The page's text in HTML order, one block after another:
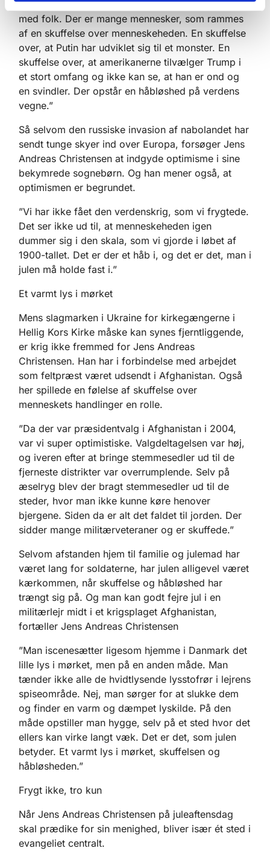
”Jeg får ofte brug for min optimisme, når jeg taler
med folk. Der er mange mennesker, som rammes
af en skuffelse over menneskeheden. En skuffelse
over, at Putin har udviklet sig til et monster. En
skuffelse over, at amerikanerne tilvælger Trump i
et stort omfang og ikke kan se, at han er ond og
en svindler. Der opstår en håbløshed på verdens
vegne.”
Så selvom den russiske invasion af nabolandet har
sendt tunge skyer ind over Europa, forsøger Jens
Andreas Christensen at indgyde optimisme i sine
bekymrede sognebørn. Og han mener også, at
optimismen er begrundet.
”Vi har ikke fået den verdenskrig, som vi frygtede.
Det ser ikke ud til, at menneskeheden igen
dummer sig i den skala, som vi gjorde i løbet af
1900-tallet. Det er der et håb i, og det er det, man i
julen må holde fast i.”
Et varmt lys i mørket
Mens slagmarken i Ukraine for kirkegængerne i
Hellig Kors Kirke måske kan synes fjerntliggende,
er krig ikke fremmed for Jens Andreas
Christensen. Han har i forbindelse med arbejdet
som feltpræst været udsendt i Afghanistan. Også
her spillede en følelse af skuffelse over
menneskets handlinger en rolle.
”Da der var præsidentvalg i Afghanistan i 2004,
var vi super optimistiske. Valgdeltagelsen var høj,
og iveren efter at bringe stemmesedler ud til de
fjerneste distrikter var overrumplende. Selv på
æselryg blev der bragt stemmesedler ud til de
steder, hvor man ikke kunne køre henover
bjergene. Siden da er alt det faldet til jorden. Der
sidder mange militærveteraner og er skuffede.”
Selvom afstanden hjem til familie og julemad har
været lang for soldaterne, har julen alligevel været
kærkommen, når skuffelse og håbløshed har
trængt sig på. Og man kan godt fejre jul i en
militærlejr midt i et krigsplaget Afghanistan,
fortæller Jens Andreas Christensen
”Man iscenesætter ligesom hjemme i Danmark det
lille lys i mørket, men på en anden måde. Man
tænder ikke alle de hvidtlysende lysstofrør i lejrens
spiseområde. Nej, man sørger for at slukke dem
og finder en varm og dæmpet lyskilde. På den
måde opstiller man hygge, selv på et sted hvor det
ellers kan virke langt væk. Det er det, som julen
betyder. Et varmt lys i mørket, skuffelsen og
håbløsheden.”
Frygt ikke, tro kun
Når Jens Andreas Christensen på juleaftensdag
skal prædike for sin menighed, bliver især ét sted i
evangeliet centralt.